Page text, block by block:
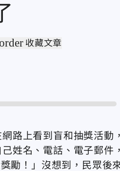
收藏文章
路上看到盲和抽獎活動
姓名、電話、電子郵
勵！」沒想到，民眾後